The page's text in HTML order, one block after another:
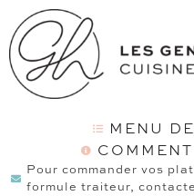
MENU
Pour commander vos
formule traiteur,